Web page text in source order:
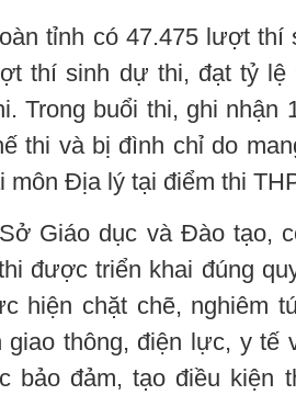
tỉnh có 47.475 lượt thí
thí sinh dự thi, đạt tỷ lệ
Trong buổi thi, ghi nhận
thi và bị đình chỉ do
môn Địa lý tại điểm thi
Giáo dục và Đào tạo,
được triển khai đúng
hiện chặt chẽ, nghiêm
thông, điện lực, y tế
bảo đảm, tạo điều kiện